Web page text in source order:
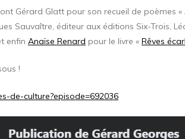
Gérard Glatt pour son recueil de poèmes
Sauvaître, éditeur aux éditions Six-Trois,
enfin Anaïse Renard pour le livre « Rêves
!
de-culture?episode=692036